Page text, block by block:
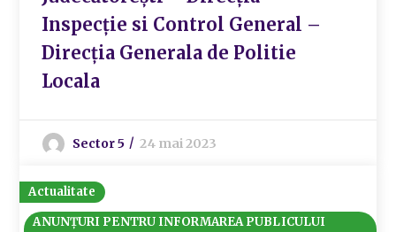
Inspecție si Control General –
Direcția Generala de Politie
Locala
Sector 5 24 mai 2023
Actualitate
ANUNȚURI PENTRU INFORMAREA PUBLICULUI